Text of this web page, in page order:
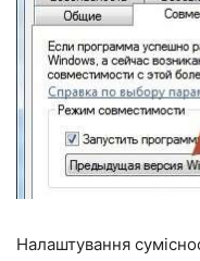
Налаштування